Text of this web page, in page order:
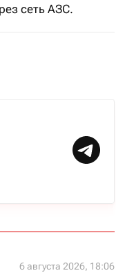
сеть АЗС.
6 августа 2026, 18:06